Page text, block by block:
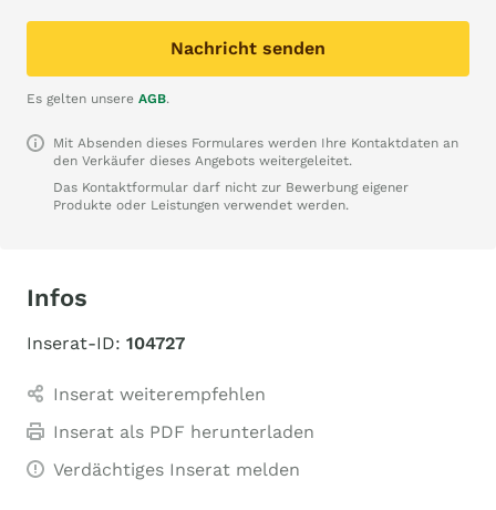
Nachricht senden
Es gelten unsere AGB.
Mit Absenden dieses Formulares werden Ihre Kontaktdaten an
den Verkäufer dieses Angebots weitergeleitet.
Das Kontaktformular darf nicht zur Bewerbung eigener
Produkte oder Leistungen verwendet werden.
Infos
Inserat-ID: 104727
Inserat weiterempfehlen
Inserat als PDF herunterladen
Verdächtiges Inserat melden